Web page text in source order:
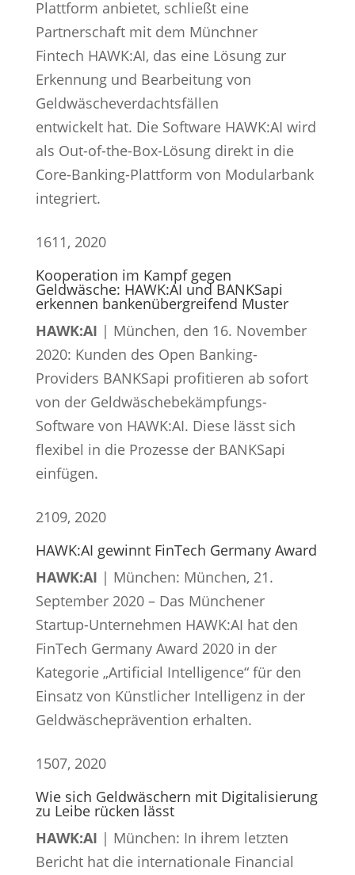
Plattform anbietet, schließt eine
Partnerschaft mit dem Münchner
Fintech HAWK:AI, das eine Lösung zur
Erkennung und Bearbeitung von
Geldwäscheverdachtsfällen
entwickelt hat. Die Software HAWK:AI wird
als Out-of-the-Box-Lösung direkt in die
Core-Banking-Plattform von Modularbank
integriert.
1611, 2020
Kooperation im Kampf gegen
Geldwäsche: HAWK:AI und BANKSapi
erkennen bankenübergreifend Muster
HAWK:AI | München, den 16. November
2020: Kunden des Open Banking-
Providers BANKSapi profitieren ab sofort
von der Geldwäschebekämpfungs-
Software von HAWK:AI. Diese lässt sich
flexibel in die Prozesse der BANKSapi
einfügen.
2109, 2020
HAWK:AI gewinnt FinTech Germany Award
HAWK:AI | München: München, 21.
September 2020 – Das Münchener
Startup-Unternehmen HAWK:AI hat den
FinTech Germany Award 2020 in der
Kategorie „Artificial Intelligence“ für den
Einsatz von Künstlicher Intelligenz in der
Geldwäscheprävention erhalten.
1507, 2020
Wie sich Geldwäschern mit Digitalisierung
zu Leibe rücken lässt
HAWK:AI | München: In ihrem letzten
Bericht hat die internationale Financial